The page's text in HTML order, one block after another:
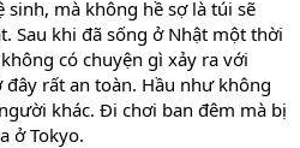
mà không hề sợ là túi sẽ
Sau khi đã sống ở Nhật một thời
có chuyện gì xảy ra với
đây rất an toàn. Hầu như không
khác. Đi chơi ban đêm mà bị
ở Tokyo.